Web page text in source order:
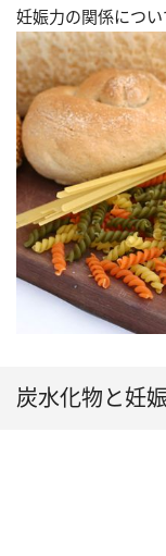
妊娠力の関係につい
炭水化物と妊